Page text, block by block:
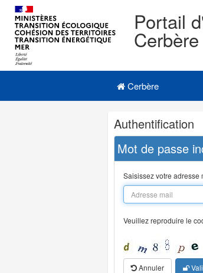
Portail
Cerbère
Navigation
Menu principal
Cerbère
Navigation
et
outils
annexes
Authentification
Mot de passe
Saisissez votre adresse
Veuillez reproduire le
Annuler